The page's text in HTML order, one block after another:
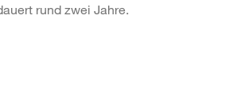
rund zwei Jahre.